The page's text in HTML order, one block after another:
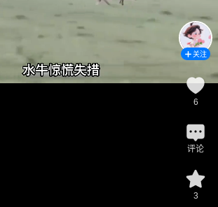
关注
6
评论
3